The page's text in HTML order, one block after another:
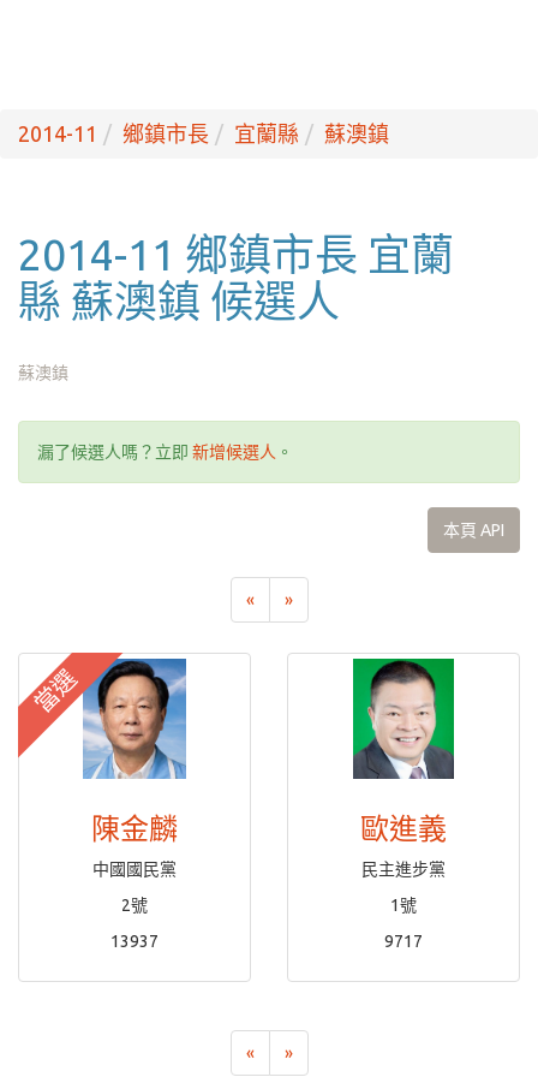
2014-11 鄉鎮市長 宜蘭縣 蘇澳鎮
2014-11 鄉鎮市長 宜蘭
縣 蘇澳鎮 候選人
蘇澳鎮
漏了候選人嗎？立即 新增候選人 。
本頁 API
« »
當選
陳金麟
中國國民黨
2號
13937
歐進義
民主進步黨
1號
9717
« »